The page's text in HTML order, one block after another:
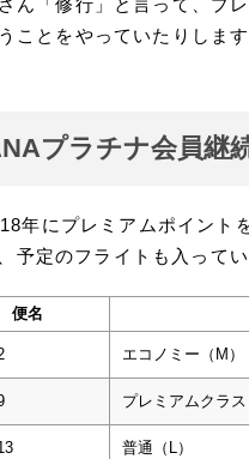
ん「修行」と言って、プ
ことをやっていたりします
プラチナ会員継
年にプレミアムポイント
予定のフライトも入ってい
便名
エコノミー（M）
プレミアムクラス
普通（L）